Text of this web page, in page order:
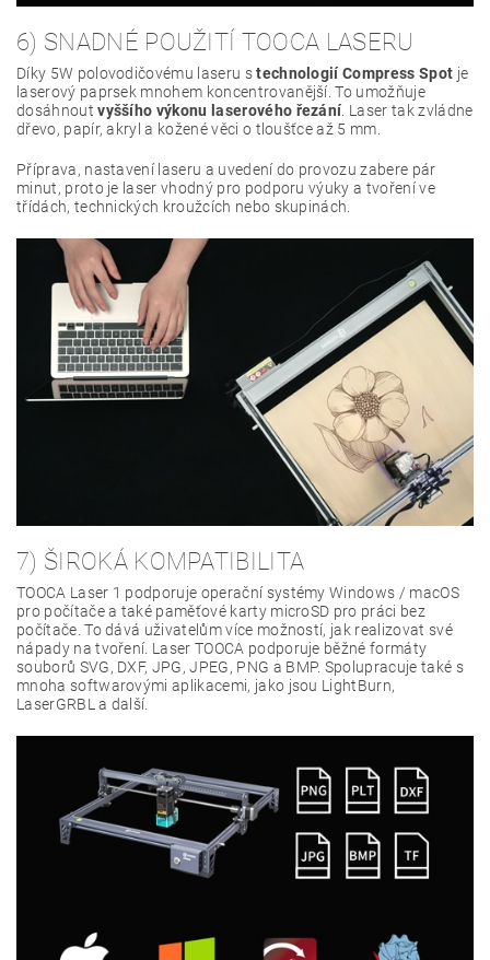
6) SNADNÉ POUŽITÍ TOOCA LASERU
Díky 5W polovodičovému laseru stechnologií Compress Spot je
laserový paprsek mnohem koncentrovanější. To umožňuje
dosáhnoutvyššího výkonu laserového řezání . Laser tak zvládne
dřevo, papír, akryl a kožené věci o tloušťce až 5 mm.
Příprava, nastavení laseru a uvedení do provozu zabere pár
minut, proto je laser vhodný pro podporu výuky a tvoření ve
třídách, technických kroužcích nebo skupinách.
7) ŠIROKÁ KOMPATIBILITA
TOOCA Laser 1 podporuje operační systémy Windows / macOS
pro počítače a také paměťové karty microSD pro práci bez
počítače. To dává uživatelům více možností, jak realizovat své
nápady na tvoření. Laser TOOCA podporuje běžné formáty
souborů SVG, DXF, JPG, JPEG, PNG a BMP. Spolupracuje také s
mnoha softwarovými aplikacemi, jako jsou LightBurn,
LaserGRBL a další.